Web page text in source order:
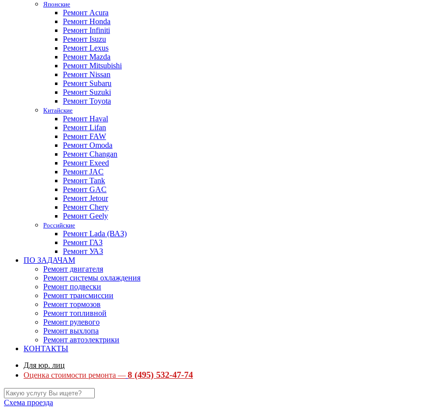
Японские
Ремонт Acura
Ремонт Honda
Ремонт Infiniti
Ремонт Isuzu
Ремонт Lexus
Ремонт Mazda
Ремонт Mitsubishi
Ремонт Nissan
Ремонт Subaru
Ремонт Suzuki
Ремонт Toyota
Китайские
Ремонт Haval
Ремонт Lifan
Ремонт FAW
Ремонт Omoda
Ремонт Changan
Ремонт Exeed
Ремонт JAC
Ремонт Tank
Ремонт GAC
Ремонт Jetour
Ремонт Chery
Ремонт Geely
Российские
Ремонт Lada (ВАЗ)
Ремонт ГАЗ
Ремонт УАЗ
ПО ЗАДАЧАМ
Ремонт двигателя
Ремонт системы охлаждения
Ремонт подвески
Ремонт трансмиссии
Ремонт тормозов
Ремонт топливной
Ремонт рулевого
Ремонт выхлопа
Ремонт автоэлектрики
КОНТАКТЫ
Для юр. лиц
Оценка стоимости ремонта — 8 (495) 532-47-74
Схема проезда